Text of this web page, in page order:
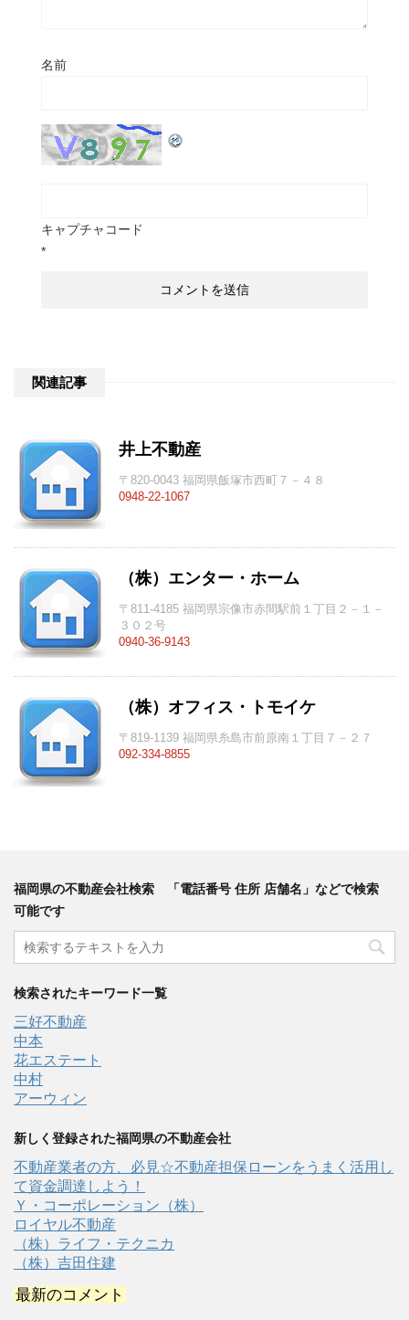
名前
キャプチャコード
*
関連記事
井上不動産
〒820-0043 福岡県飯塚市西町７－４８
0948-22-1067
（株）エンター・ホーム
〒811-4185 福岡県宗像市赤間駅前１丁目２－１－
３０２号
0940-36-9143
（株）オフィス・トモイケ
〒819-1139 福岡県糸島市前原南１丁目７－２７
092-334-8855
福岡県の不動産会社検索 「電話番号 住所 店舗名」などで検索
可能です
検索されたキーワード一覧
三好不動産
中本
花エステート
中村
アーウィン
新しく登録された福岡県の不動産会社
不動産業者の方、必見☆不動産担保ローンをうまく活用し
て資金調達しよう！
Ｙ・コーポレーション（株）
ロイヤル不動産
（株）ライフ・テクニカ
（株）吉田住建
最新のコメント